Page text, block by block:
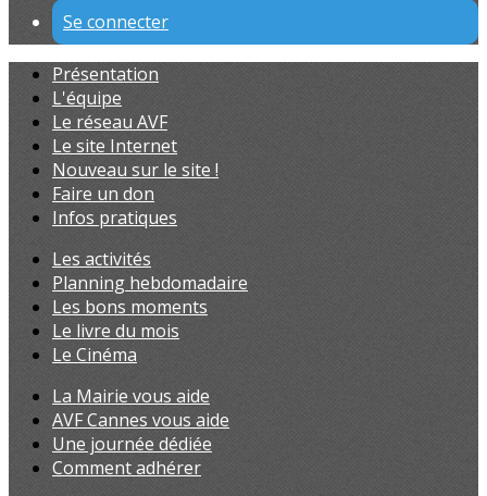
Se connecter
Présentation
L'équipe
Le réseau AVF
Le site Internet
Nouveau sur le site !
Faire un don
Infos pratiques
Les activités
Planning hebdomadaire
Les bons moments
Le livre du mois
Le Cinéma
La Mairie vous aide
AVF Cannes vous aide
Une journée dédiée
Comment adhérer